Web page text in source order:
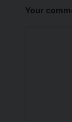
Your